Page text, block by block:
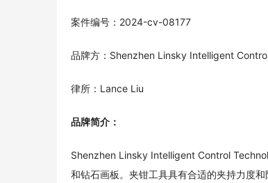
案件编号：2024-cv-08177
品牌方：Shenzhen Linsky Intelligent
律所：Lance Liu
品牌简介：
Shenzhen Linsky Intelligent Control
和钻石画板。夹钳工具具有合适的夹持力度